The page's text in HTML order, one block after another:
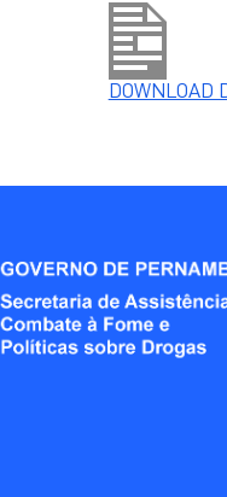
DOWNLOAD